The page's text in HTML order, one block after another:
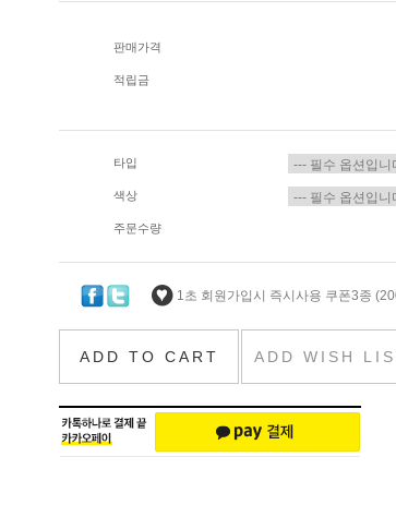
판매가격
적립금
타입
색상
주문수량
1초 회원가입시 즉시사용 쿠폰3종
ADD TO CART ADD WISH